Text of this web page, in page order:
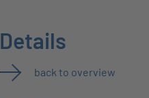
Details
back to overview